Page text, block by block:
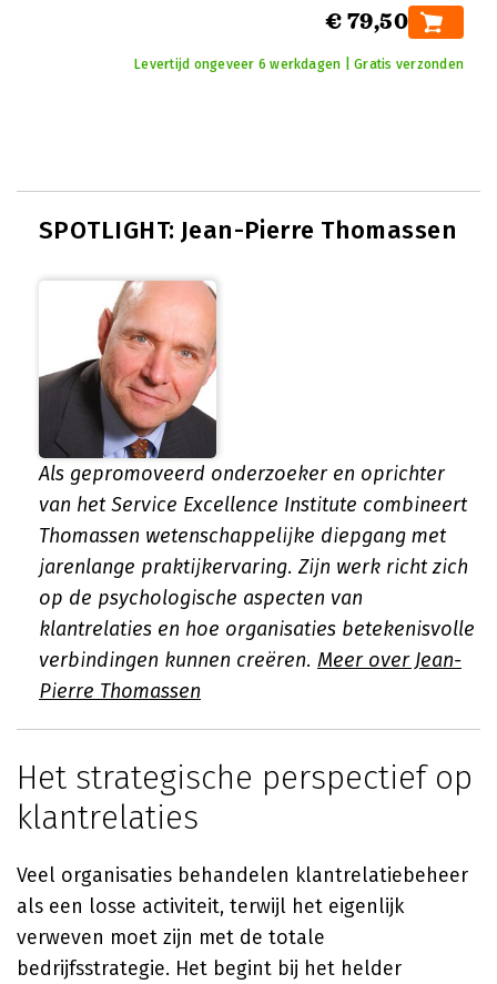
€ 79,50
Levertijd ongeveer 6 werkdagen | Gratis verzonden
SPOTLIGHT: Jean-Pierre Thomassen
Als gepromoveerd onderzoeker en oprichter
van het Service Excellence Institute combineert
Thomassen wetenschappelijke diepgang met
jarenlange praktijkervaring. Zijn werk richt zich
op de psychologische aspecten van
klantrelaties en hoe organisaties betekenisvolle
verbindingen kunnen creëren. Meer over Jean-
Pierre Thomassen
Het strategische perspectief op
klantrelaties
Veel organisaties behandelen klantrelatiebeheer
als een losse activiteit, terwijl het eigenlijk
verweven moet zijn met de totale
bedrijfsstrategie. Het begint bij het helder